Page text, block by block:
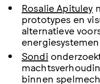
Rosalie Apituley
prototypes en
alternatieve
Sondi
binnen